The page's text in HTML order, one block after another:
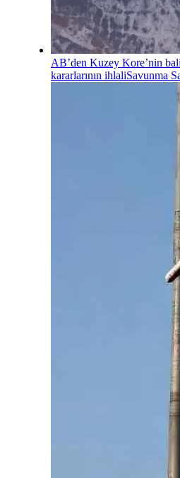
AB’den Kuzey Kore’nin
kararlarının ihlaliSavunma